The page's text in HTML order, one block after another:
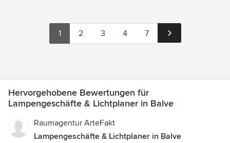
1 2 3 4 7
Hervorgehobene Bewertungen für
Lampengeschäfte & Lichtplaner in Balve
Raumagentur ArteFakt
Lampengeschäfte & Lichtplaner in Balve